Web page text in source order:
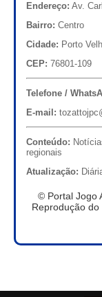
Endereço: Av.
Bairro: Centro
Cidade: Porto
CEP: 76801-109
Telefone /
E-mail:
Conteúdo:
regionais
Atualização:
© Portal Jogo
Reprodução